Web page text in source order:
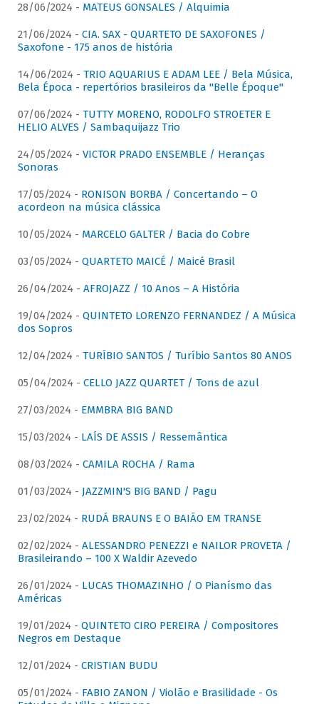
28/06/2024 - MATEUS GONSALES / Alquimia
21/06/2024 - CIA. SAX - QUARTETO DE SAXOFONES /
Saxofone - 175 anos de história
14/06/2024 - TRIO AQUARIUS E ADAM LEE / Bela Música,
Bela Época - repertórios brasileiros da "Belle Époque"
07/06/2024 - TUTTY MORENO, RODOLFO STROETER E
HELIO ALVES / Sambaquijazz Trio
24/05/2024 - VICTOR PRADO ENSEMBLE / Heranças
Sonoras
17/05/2024 - RONISON BORBA / Concertando – O
acordeon na música clássica
10/05/2024 - MARCELO GALTER / Bacia do Cobre
03/05/2024 - QUARTETO MAICÉ / Maicé Brasil
26/04/2024 - AFROJAZZ / 10 Anos – A História
19/04/2024 - QUINTETO LORENZO FERNANDEZ / A Música
dos Sopros
12/04/2024 - TURÍBIO SANTOS / Turíbio Santos 80 ANOS
05/04/2024 - CELLO JAZZ QUARTET / Tons de azul
27/03/2024 - EMMBRA BIG BAND
15/03/2024 - LAÍS DE ASSIS / Ressemântica
08/03/2024 - CAMILA ROCHA / Rama
01/03/2024 - JAZZMIN'S BIG BAND / Pagu
23/02/2024 - RUDÁ BRAUNS E O BAIÃO EM TRANSE
02/02/2024 - ALESSANDRO PENEZZI e NAILOR PROVETA /
Brasileirando – 100 X Waldir Azevedo
26/01/2024 - LUCAS THOMAZINHO / O Pianísmo das
Américas
19/01/2024 - QUINTETO CIRO PEREIRA / Compositores
Negros em Destaque
12/01/2024 - CRISTIAN BUDU
05/01/2024 - FABIO ZANON / Violão e Brasilidade - Os